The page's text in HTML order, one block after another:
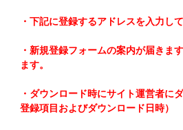
・下記に登録するアドレスを入力し
・新規登録フォームの案内が届きま
ます。
・ダウンロード時にサイト運営者に
登録項目およびダウンロード日時）